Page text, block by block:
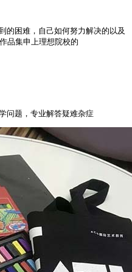
的困难，自己如何努力解决的以及
品集申上理想院校的
问题，专业解答疑难杂症